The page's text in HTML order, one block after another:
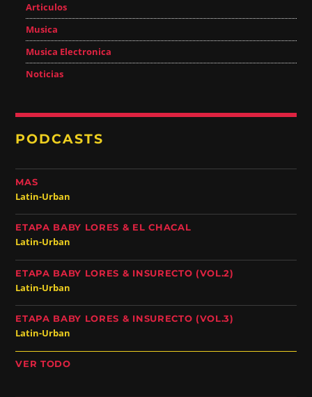
Articulos
Musica
Musica Electronica
Noticias
PODCASTS
MAS
Latin-Urban
ETAPA BABY LORES & EL CHACAL
Latin-Urban
ETAPA BABY LORES & INSURECTO (VOL.2)
Latin-Urban
ETAPA BABY LORES & INSURECTO (VOL.3)
Latin-Urban
VER TODO